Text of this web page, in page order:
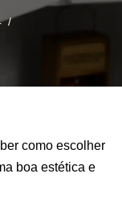
como escolher
boa estética e